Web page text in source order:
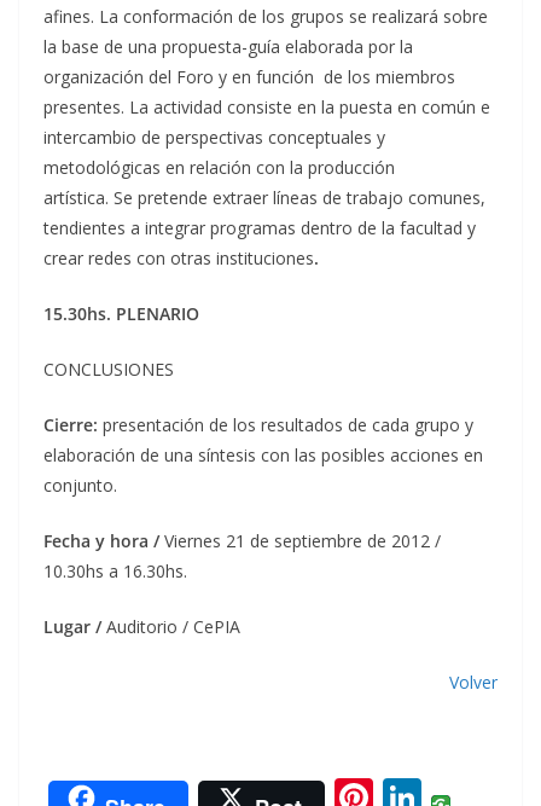
afines. La conformación de los grupos se realizará sobre
la base de una propuesta-guía elaborada por la
organización del Foro y en función de los miembros
presentes. La actividad consiste en la puesta en común e
intercambio de perspectivas conceptuales y
metodológicas en relación con la producción
artística. Se pretende extraer líneas de trabajo comunes,
tendientes a integrar programas dentro de la facultad y
crear redes con otras instituciones.
15.30hs. PLENARIO
CONCLUSIONES
Cierre: presentación de los resultados de cada grupo y
elaboración de una síntesis con las posibles acciones en
conjunto.
Fecha y hora /Viernes 21 de septiembre de 2012 /
10.30hs a 16.30hs.
Lugar /Auditorio / CePIA
Volver